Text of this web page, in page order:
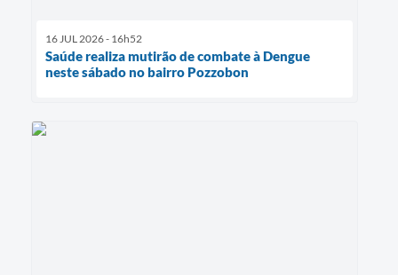
16 JUL 2026 - 16h52
Saúde realiza mutirão de combate à Dengue
neste sábado no bairro Pozzobon